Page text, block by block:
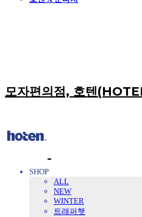
모자편의점, 호텐
SHOP
ALL
NEW
WINTER
트래퍼햇